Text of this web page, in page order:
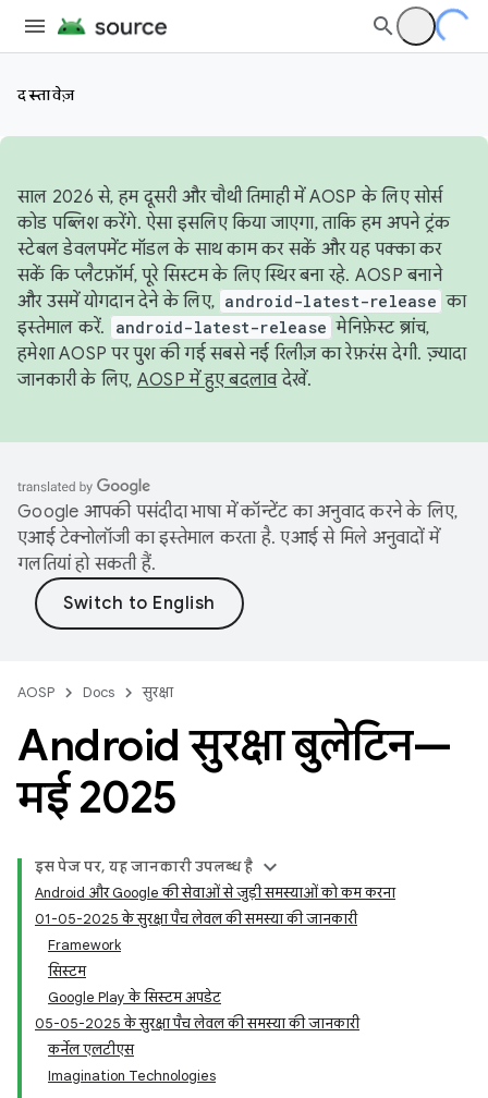
दस्तावेज़
साल 2026 से, हम दूसरी और चौथी तिमाही में AOSP के लिए सोर्स
कोड पब्लिश करेंगे. ऐसा इसलिए किया जाएगा, ताकि हम अपने ट्रंक
स्टेबल डेवलपमेंट मॉडल के साथ काम कर सकें और यह पक्का कर
सकें कि प्लैटफ़ॉर्म, पूरे सिस्टम के लिए स्थिर बना रहे. AOSP बनाने
और उसमें योगदान देने के लिए, android-latest-release का
इस्तेमाल करें.
android-latest-release मेनिफ़ेस्ट ब्रांच,
हमेशा AOSP पर पुश की गई सबसे नई रिलीज़ का रेफ़रंस देगी. ज़्यादा
जानकारी के लिए, AOSP में हुए बदलावदेखें.
Google आपकी पसंदीदा भाषा में कॉन्टेंट का अनुवाद करने के लिए,
एआई टेक्नोलॉजी का इस्तेमाल करता है. एआई से मिले अनुवादों में
गलतियां हो सकती हैं.
AOSP Docs सुरक्षा
Android सुरक्षा बुलेटिन—
मई 2025
इस पेज पर, यह जानकारी उपलब्ध है
Android और Google की सेवाओं से जुड़ी समस्याओं को कम करना
01-05-2025 के सुरक्षा पैच लेवल की समस्या की जानकारी
Framework
सिस्टम
Google Play के सिस्टम अपडेट
05-05-2025 के सुरक्षा पैच लेवल की समस्या की जानकारी
कर्नेल एलटीएस
Imagination Technologies